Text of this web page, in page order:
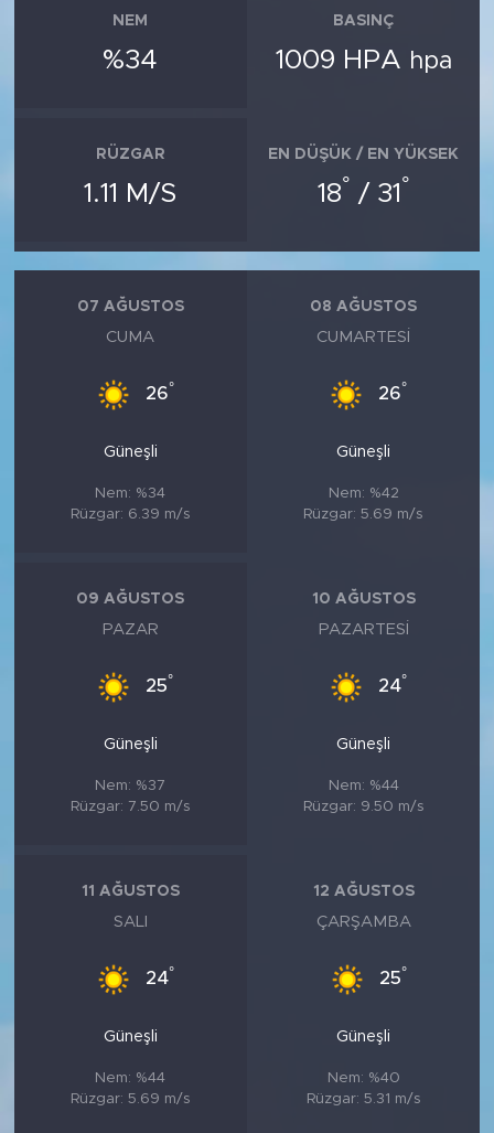
NEM
%34
BASINÇ
1009 HPA hpa
RÜZGAR
1.11 M/S
EN DÜŞÜK / EN YÜKSEK
18° / 31 °
07 AĞUSTOS
CUMA
26°
Güneşli
Nem: %34
Rüzgar: 6.39 m/s
08 AĞUSTOS
CUMARTESI
26°
Güneşli
Nem: %42
Rüzgar: 5.69 m/s
09 AĞUSTOS
PAZAR
25°
Güneşli
Nem: %37
Rüzgar: 7.50 m/s
10 AĞUSTOS
PAZARTESI
24°
Güneşli
Nem: %44
Rüzgar: 9.50 m/s
11 AĞUSTOS
SALI
24°
Güneşli
Nem: %44
Rüzgar: 5.69 m/s
12 AĞUSTOS
ÇARŞAMBA
25°
Güneşli
Nem: %40
Rüzgar: 5.31 m/s